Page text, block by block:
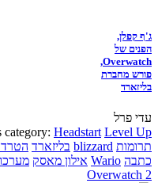
ג'ף קפלן,
הפנים של
Overwatch,
פורש מחברת
בליזארד
עדי פרל
category: Headstart Level Up
תרומות blizzard בליזארד
כתבה Wario אילון מאסק
Overwatch 2